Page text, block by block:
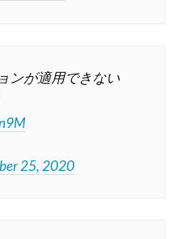
ンが適用できない
25, 2020